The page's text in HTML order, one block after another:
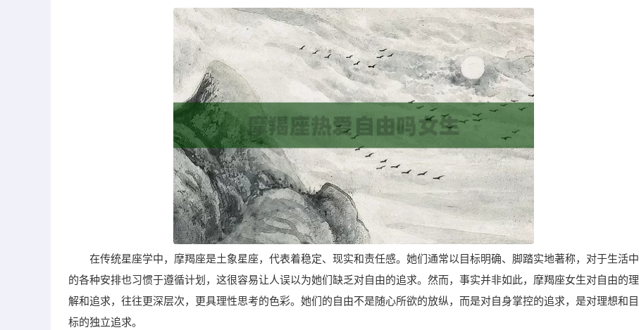
在传统星座学中，摩羯座是土象星座，代表着稳定、现实和责任感。她们通常以目标明确、脚踏实地著称，对于生活中
的各种安排也习惯于遵循计划，这很容易让人误以为她们缺乏对自由的追求。然而，事实并非如此，摩羯座女生对自由的理
解和追求，往往更深层次，更具理性思考的色彩。她们的自由不是随心所欲的放纵，而是对自身掌控的追求，是对理想和目
标的独立追求。